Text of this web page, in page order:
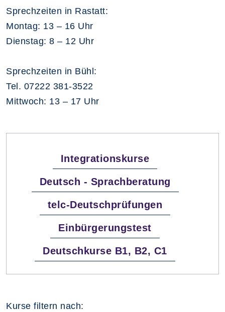
Sprechzeiten in Rastatt:
Montag: 13 – 16 Uhr
Dienstag: 8 – 12 Uhr
Sprechzeiten in Bühl:
Tel. 07222 381-3522
Mittwoch: 13 – 17 Uhr
Integrationskurse
Deutsch - Sprachberatung
telc-Deutschprüfungen
Einbürgerungstest
Deutschkurse B1, B2, C1
Kurse filtern nach: